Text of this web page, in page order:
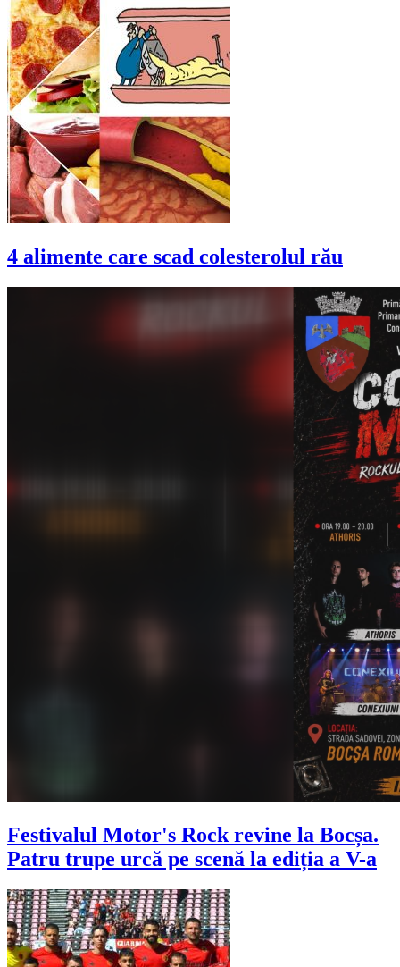
4 alimente care scad colesterolul rău
Festivalul Motor's Rock revine la Bocșa.
Patru trupe urcă pe scenă la ediția a V-a